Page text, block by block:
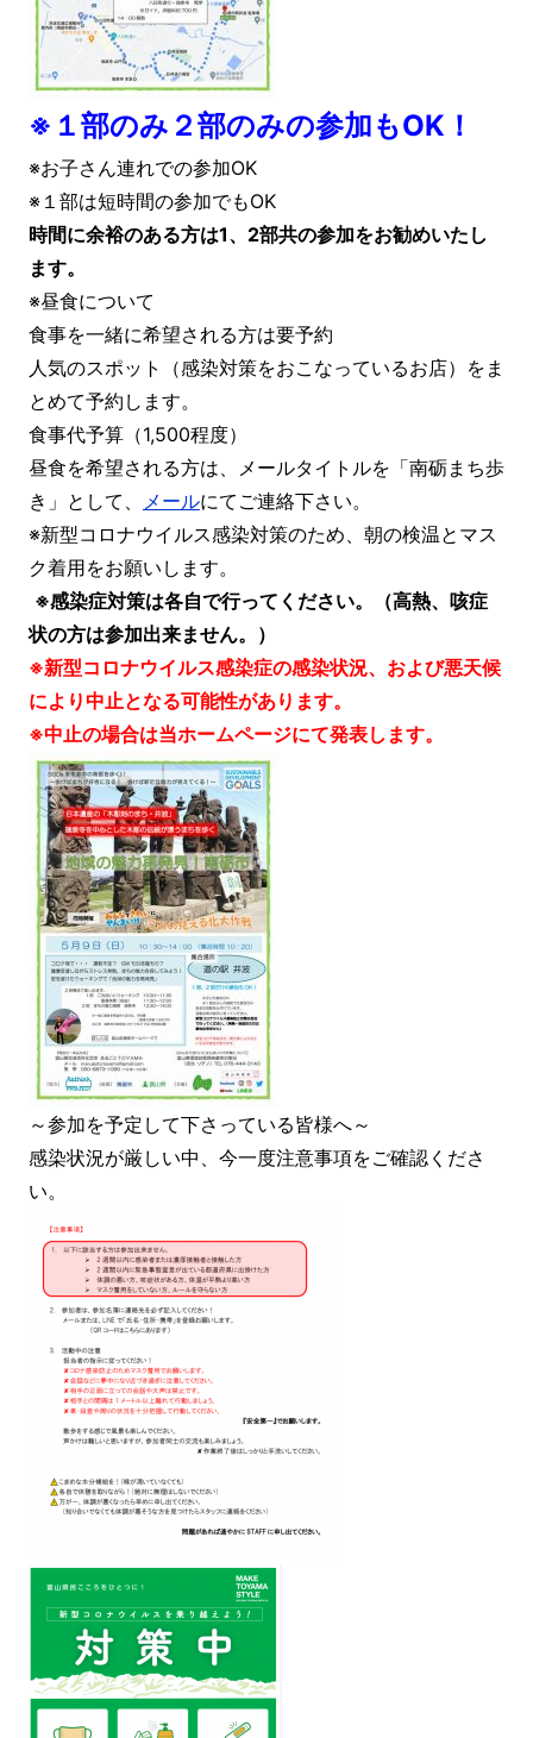
※１部のみ２部のみの参加もOK！
※お子さん連れでの参加OK
※１部は短時間の参加でもOK
時間に余裕のある方は1、2部共の参加をお勧めいたし
ます。
※昼食について
食事を一緒に希望される方は要予約
人気のスポット（感染対策をおこなっているお店）をま
とめて予約します。
食事代予算（1,500程度）
昼食を希望される方は、メールタイトルを「南砺まち歩
き」として、
メールにてご連絡下さい。
※新型コロナウイルス感染対策のため、朝の検温とマス
ク着用をお願いします。
※感染症対策は各自で行ってください。（高熱、咳症
状の方は参加出来ません。）
※新型コロナウイルス感染症の感染状況、および悪天候
により中止となる可能性があります。
※中止の場合は当ホームページにて発表します。
～参加を予定して下さっている皆様へ～
感染状況が厳しい中、今一度注意事項をご確認くださ
い。